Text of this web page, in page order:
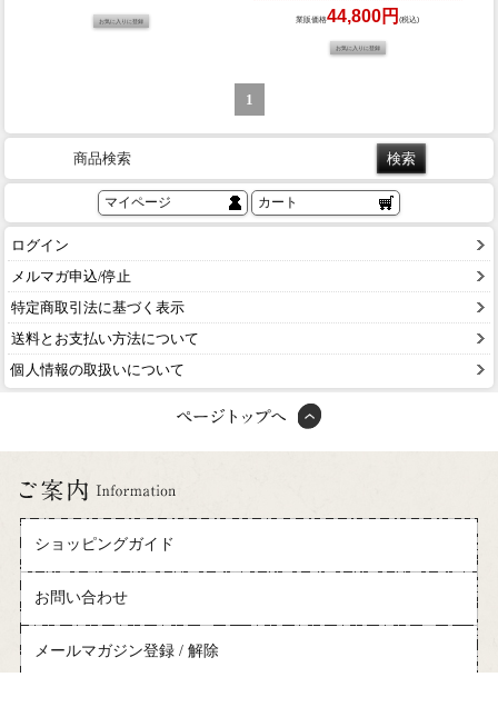
業販価格44,800円(税込)
1
商品検索
マイページ カート
ログイン
メルマガ申込/停止
特定商取引法に基づく表示
送料とお支払い方法について
個人情報の取扱いについて
ショッピングガイド
お問い合わせ
メールマガジン登録 / 解除